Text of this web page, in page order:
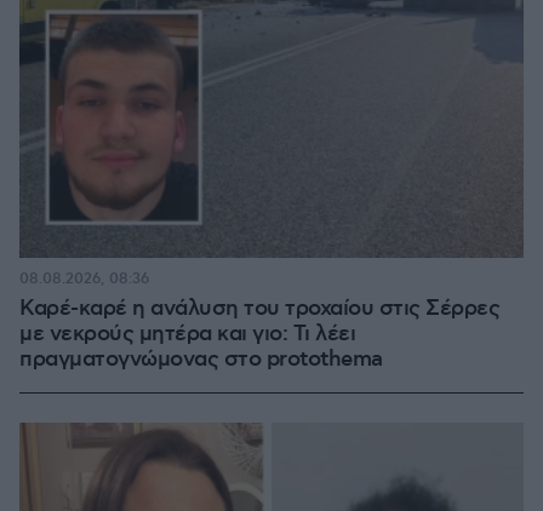
Καρέ-καρέ η ανάλυση του τροχαίου στις Σέρρες
με νεκρούς μητέρα και γιο: Τι λέει
πραγματογνώμονας στο protothema
08.08.2026, 08:36